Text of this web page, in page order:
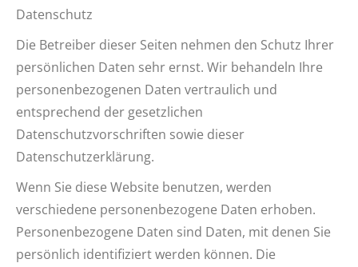
Datenschutz
Die Betreiber dieser Seiten nehmen den Schutz Ihrer
persönlichen Daten sehr ernst. Wir behandeln Ihre
personenbezogenen Daten vertraulich und
entsprechend der gesetzlichen
Datenschutzvorschriften sowie dieser
Datenschutzerklärung.
Wenn Sie diese Website benutzen, werden
verschiedene personenbezogene Daten erhoben.
Personenbezogene Daten sind Daten, mit denen Sie
persönlich identifiziert werden können. Die